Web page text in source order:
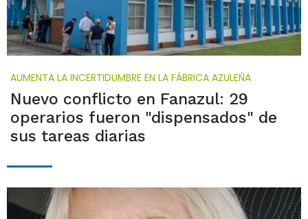
AUMENTA LA INCERTIDUMBRE EN LA FÁBRICA AZULEÑA
Nuevo conflicto en Fanazul: 29
operarios fueron "dispensados" de
sus tareas diarias